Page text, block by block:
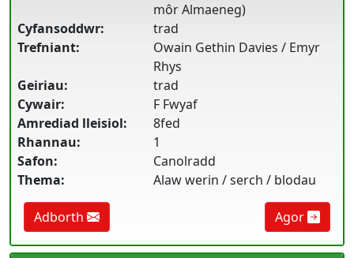
môr Almaeneg)
Cyfansoddwr:
trad
Trefniant:
Owain Gethin Davies / Emyr
Rhys
Geiriau:
trad
Cywair:
F Fwyaf
Amrediad lleisiol:
8fed
Rhannau:
1
Safon:
Canolradd
Thema:
Alaw werin / serch / blodau
Adborth Agor